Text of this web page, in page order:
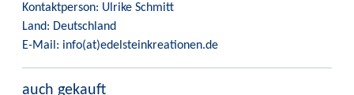
Kontaktperson: Ulrike Schmitt
Land: Deutschland
E-Mail: info(at)edelsteinkreationen.de
auch gekauft